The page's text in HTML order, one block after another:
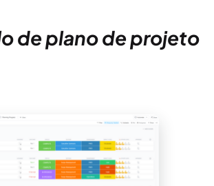
de plano de projeto